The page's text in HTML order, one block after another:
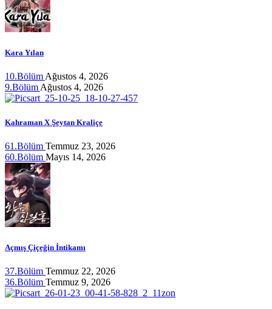
Kara Yılan
10.Bölüm Ağustos 4, 2026
9.Bölüm Ağustos 4, 2026
Kahraman X Şeytan Kraliçe
61.Bölüm Temmuz 23, 2026
60.Bölüm Mayıs 14, 2026
Açmış Çiçeğin İntikamı
37.Bölüm Temmuz 22, 2026
36.Bölüm Temmuz 9, 2026